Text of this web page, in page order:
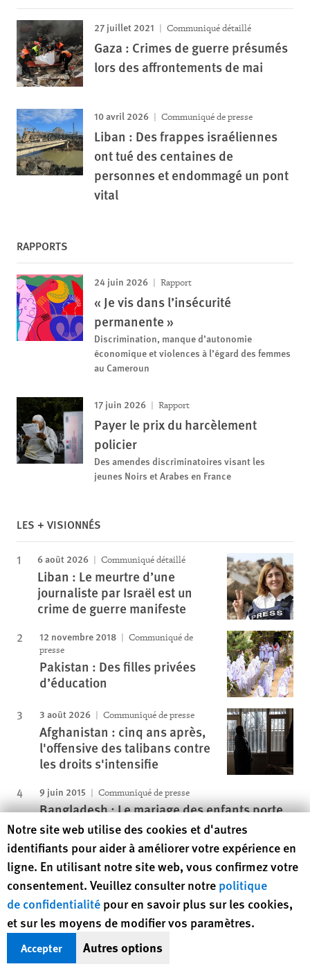
27 juillet 2021 Communiqué détaillé
Gaza : Crimes de guerre présumés
lors des affrontements de mai
10 avril 2026 Communiqué de presse
Liban : Des frappes israéliennes
ont tué des centaines de
personnes et endommagé un pont
vital
RAPPORTS
24 juin 2026 Rapport
« Je vis dans l’insécurité
permanente »
Discrimination, manque d’autonomie
économique et violences à l’égard des femmes
au Cameroun
17 juin 2026 Rapport
Payer le prix du harcèlement
policier
Des amendes discriminatoires visant les
jeunes Noirs et Arabes en France
LES + VISIONNÉS
6 août 2026 Communiqué détaillé
Liban : Le meurtre d’une
journaliste par Israël est un
crime de guerre manifeste
12 novembre 2018
Communiqué de
presse
Pakistan : Des filles privées
d’éducation
3 août 2026 Communiqué de presse
Afghanistan : cinq ans après,
l'offensive des talibans contre
les droits s'intensifie
9 juin 2015 Communiqué de presse
Bangladesh : Le mariage des enfants porte
préjudice aux jeunes filles
4 août 2026 Point de vue
Des renvois rapides font suite
aux arrivées de migrants à
Ceuta
Protéger les droits, sauver des vies
HRW défend les droits humains dans près de
Human Rights Watch cookie preferences
Notre site web utilise des cookies et d'autres
identifiants pour aider à améliorer votre expérience en
ligne. En utilisant notre site web, vous confirmez votre
consentement. Veuillez consulter notre politique
de confidentialité pour en savoir plus sur les cookies,
et sur les moyens de modifier vos paramètres.
Accepter Autres options